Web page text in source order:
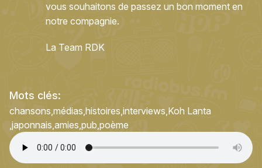
vous souhaitons de passez un bon moment en
notre compagnie.
La Team RDK
Mots clés:
chansons médias histoires interviews Koh Lanta
japonnais amies pub poème